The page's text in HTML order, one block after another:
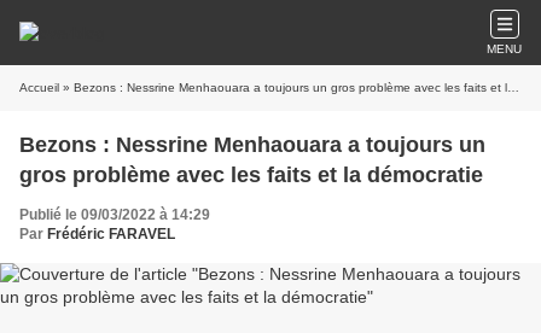
MENU
Accueil » Bezons : Nessrine Menhaouara a toujours un gros problème avec les faits et la démocratie
Bezons : Nessrine Menhaouara a toujours un
gros problème avec les faits et la démocratie
Publié le 09/03/2022 à 14:29
Par Frédéric FARAVEL